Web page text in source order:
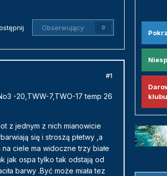
Obserwujący 0
#1
-20,TWW-7,TWO-17 temp 26
z jednym z nich mianowicie
się i stroszą płetwy ,a
ciele ma widoczne trzy białe
jak ospa tylko tak odstają od
barwy .Być może miała tez
klubu